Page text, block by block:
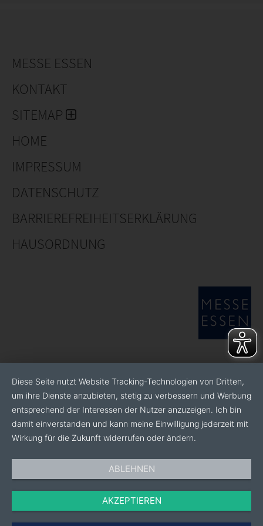
MESSE ESSEN
KONTAKT
SITEMAP
HOME
IMPRESSUM
DATENSCHUTZ
BARRIEREFREIHEITSERKLÄRUNG
HAUSORDNUNG
Diese Seite nutzt Website Tracking-Technologien von Dritten,
um ihre Dienste anzubieten, stetig zu verbessern und Werbung
entsprechend der Interessen der Nutzer anzuzeigen. Ich bin
damit einverstanden und kann meine Einwilligung jederzeit mit
Wirkung für die Zukunft widerrufen oder ändern.
ABLEHNEN
AKZEPTIEREN